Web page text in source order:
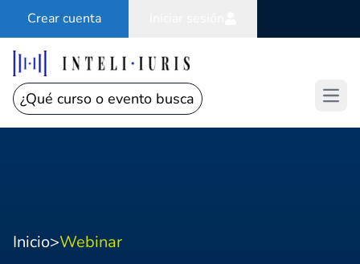
Crear cuenta
Inicio>Webinar